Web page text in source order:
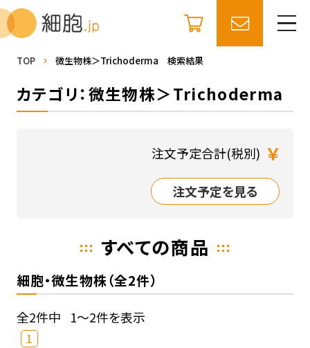
TOP 微生物株＞Trichoderma 検索結果
カテゴリ：微生物株＞Trichoderma
注文予定合計(税別) ￥
注文予定を見る
すべての商品
細胞・微生物株（全2件）
全2件中 1～2件を表示
1